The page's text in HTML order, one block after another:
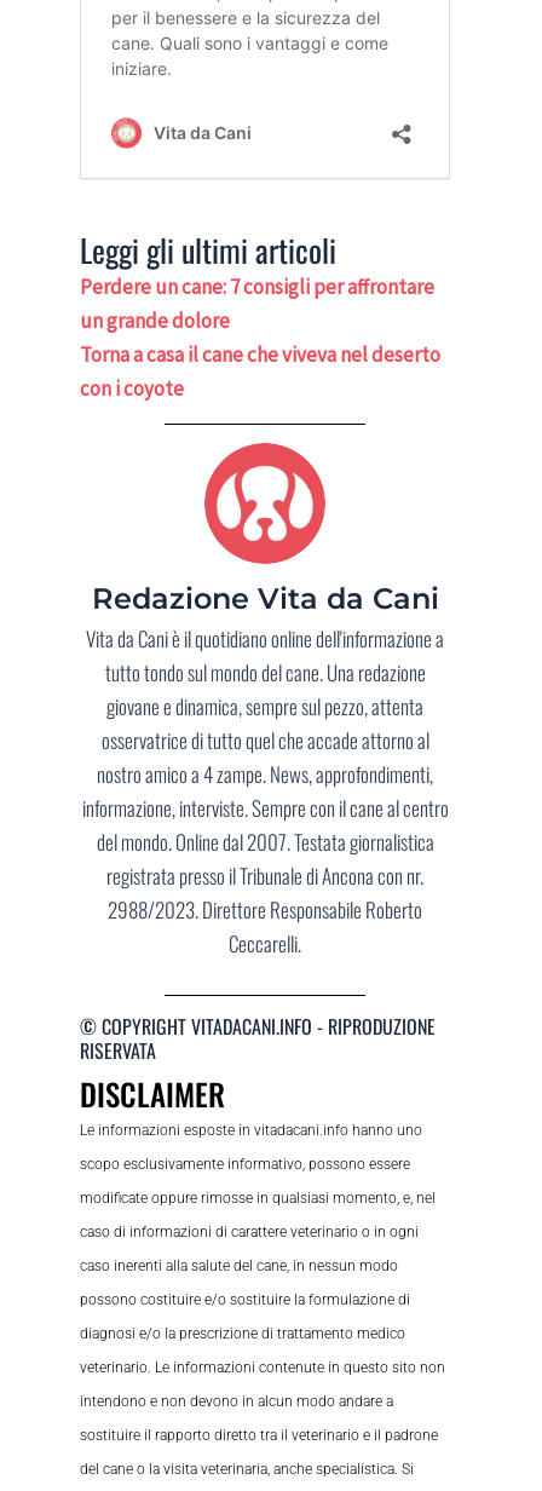
Leggi gli ultimi articoli
Perdere un cane: 7 consigli per affrontare
un grande dolore
Torna a casa il cane che viveva nel deserto
con i coyote
Redazione Vita da Cani
Vita da Cani è il quotidiano online dell'informazione a
tutto tondo sul mondo del cane. Una redazione
giovane e dinamica, sempre sul pezzo, attenta
osservatrice di tutto quel che accade attorno al
nostro amico a 4 zampe. News, approfondimenti,
informazione, interviste. Sempre con il cane al centro
del mondo. Online dal 2007. Testata giornalistica
registrata presso il Tribunale di Ancona con nr.
2988/2023. Direttore Responsabile Roberto
Ceccarelli.
© COPYRIGHT VITADACANI.INFO - RIPRODUZIONE
RISERVATA
DISCLAIMER
Le informazioni esposte in vitadacani.info hanno uno
scopo esclusivamente informativo, possono essere
modificate oppure rimosse in qualsiasi momento, e, nel
caso di informazioni di carattere veterinario o in ogni
caso inerenti alla salute del cane, in nessun modo
possono costituire e/o sostituire la formulazione di
diagnosi e/o la prescrizione di trattamento medico
veterinario. Le informazioni contenute in questo sito non
intendono e non devono in alcun modo andare a
sostituire il rapporto diretto tra il veterinario e il padrone
del cane o la visita veterinaria, anche specialistica. Si